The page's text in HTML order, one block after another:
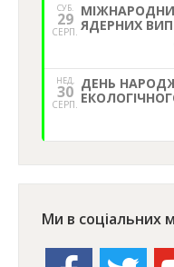
СУБ.
29
СЕРП. ЯДЕРНИХ
НЕД,
30
СЕРП.
ДЕНЬ
Ми в соціальних
facebook twitter